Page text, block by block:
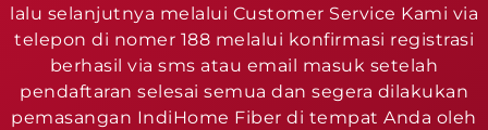
lalu selanjutnya melalui Customer Service Kami via
telepon di nomer 188 melalui konfirmasi registrasi
berhasil via sms atau email masuk setelah
pendaftaran selesai semua dan segera dilakukan
pemasangan IndiHome Fiber di tempat Anda oleh